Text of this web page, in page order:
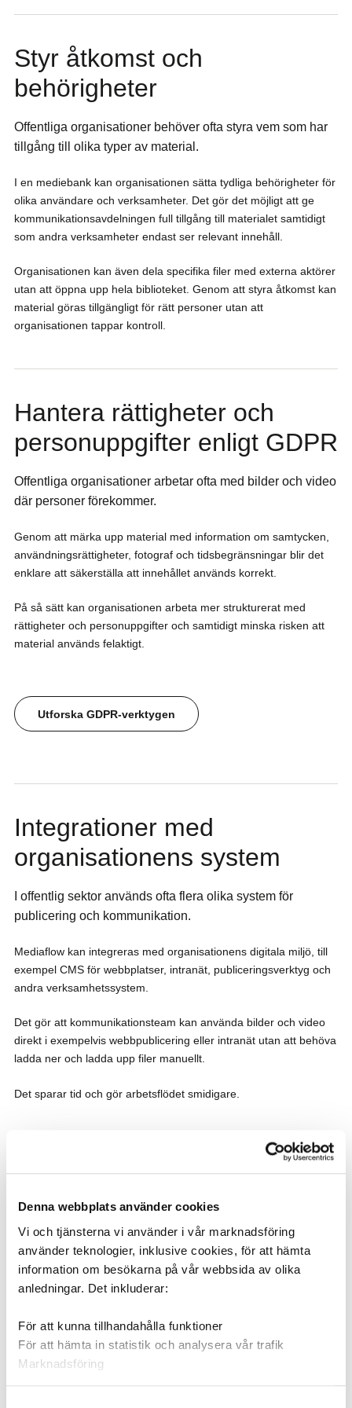
Denna webbplats använder cookies
Vi och tjänsterna vi använder i vår marknadsföring
använder teknologier, inklusive cookies, för att hämta
information om besökarna på vår webbsida av olika
anledningar. Det inkluderar:
För att kunna tillhandahålla funktioner
För att hämta in statistik och analysera vår trafik
Marknadsföring
Styr åtkomst och
behörigheter
Offentliga organisationer behöver ofta styra vem som har
tillgång till olika typer av material.
I en mediebank kan organisationen sätta tydliga behörigheter för
olika användare och verksamheter. Det gör det möjligt att ge
kommunikationsavdelningen full tillgång till materialet samtidigt
som andra verksamheter endast ser relevant innehåll.
Organisationen kan även dela specifika filer med externa aktörer
utan att öppna upp hela biblioteket. Genom att styra åtkomst kan
material göras tillgängligt för rätt personer utan att
organisationen tappar kontroll.
Hantera rättigheter och
personuppgifter enligt GDPR
Offentliga organisationer arbetar ofta med bilder och video
där personer förekommer.
Genom att märka upp material med information om samtycken,
användningsrättigheter, fotograf och tidsbegränsningar blir det
enklare att säkerställa att innehållet används korrekt.
På så sätt kan organisationen arbeta mer strukturerat med
rättigheter och personuppgifter och samtidigt minska risken att
material används felaktigt.
Utforska GDPR-verktygen
Integrationer med
organisationens system
I offentlig sektor används ofta flera olika system för
publicering och kommunikation.
Mediaflow kan integreras med organisationens digitala miljö, till
exempel CMS för webbplatser, intranät, publiceringsverktyg och
andra verksamhetssystem.
Det gör att kommunikationsteam kan använda bilder och video
direkt i exempelvis webbpublicering eller intranät utan att behöva
ladda ner och ladda upp filer manuellt.
Det sparar tid och gör arbetsflödet smidigare.
Så kan en kommun använda
En mediebank kan användas av många olika
verksamheter inom organisationen.